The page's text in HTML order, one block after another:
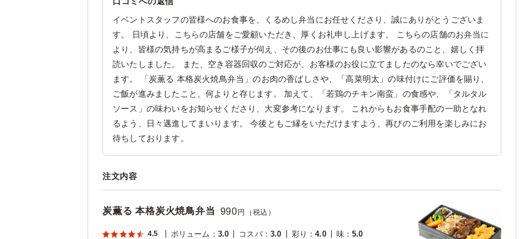
イベントスタッフの皆様へのお食事を、くるめし弁当にお任せくださり、誠にありがとうございま
す。 日頃より、こちらの店舗をご愛顧いただき、厚くお礼申し上げます。 こちらの店舗のお弁当に
より、皆様の気持ちが高まるご様子が伺え、その後のお仕事にも良い影響があるのこと、嬉しく拝
読いたしました。 また、空き容器回収のご対応が、お客様のお役に立てましたのなら幸いでござい
ます。 「炭薫る 本格炭火焼鳥弁当」のお肉の香ばしさや、「高菜明太」の味付けにご評価を賜り、
ご飯が進みましたこと、何よりと存じます。 加えて、「若鶏のチキン南蛮」の食感や、「タルタル
ソース」の味わいをお知らせくださり、大変参考になります。 これからもお食事手配の一助となれ
るよう、日々邁進してまいります。 今後ともご縁をいただけますよう、再びのご利用を楽しみにお
待ちしております。
注文内容
炭薫る 本格炭火焼鳥弁当 990 円（税込）
4.5 ボリューム ： 3.0 コスパ： 3.0 彩り ：4.0 味：5.0